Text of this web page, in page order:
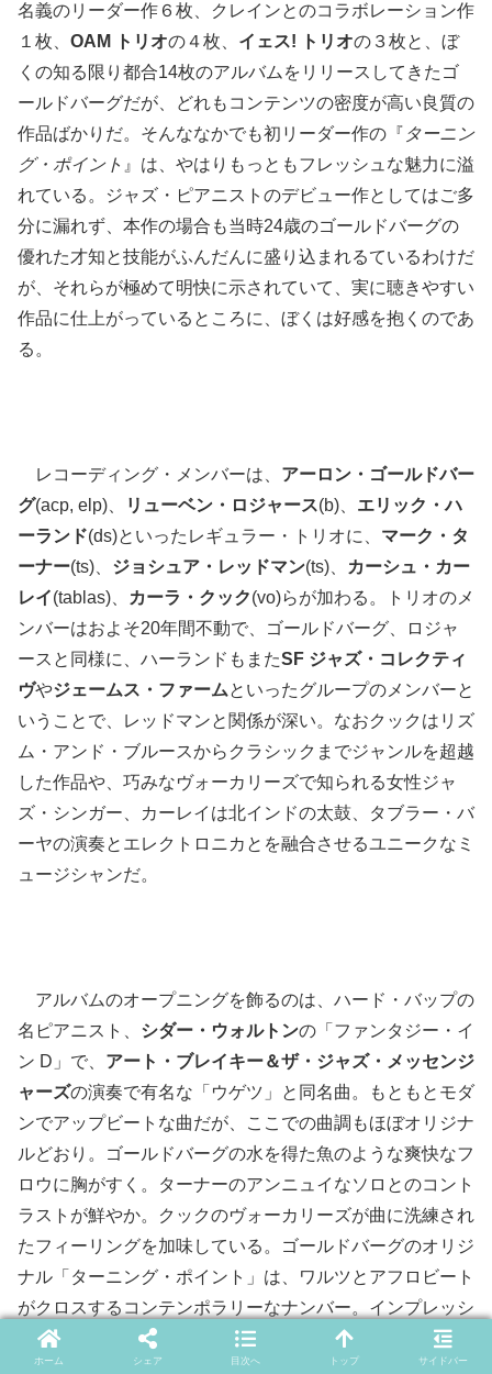
名義のリーダー作６枚、クレインとのコラボレーション作
１枚、 OAM トリオの４枚、 イェス! トリオの３枚と、ぼ
くの知る限り都合14枚のアルバムをリリースしてきたゴ
ールドバーグだが、どれもコンテンツの密度が高い良質の
作品ばかりだ。そんななかでも初リーダー作の『 ターニン
グ・ポイント 』は、やはりもっともフレッシュな魅力に溢
れている。ジャズ・ピアニストのデビュー作としてはご多
分に漏れず、本作の場合も当時24歳のゴールドバーグの
優れた才知と技能がふんだんに盛り込まれるているわけだ
が、それらが極めて明快に示されていて、実に聴きやすい
作品に仕上がっているところに、ぼくは好感を抱くのであ
る。
レコーディング・メンバーは、 アーロン・ゴールドバー
グ(acp, elp)、 リューベン・ロジャース(b)、 エリック・ハ
ーランド(ds)といったレギュラー・トリオに、 マーク・タ
ーナー(ts)、 ジョシュア・レッドマン(ts)、
カーシュ・カー
レイ(tablas)、 カーラ・クック(vo)らが加わる。トリオのメ
ンバーはおよそ20年間不動で、ゴールドバーグ、ロジャ
ースと同様に、ハーランドもまたSF ジャズ・コレクティ
ヴやジェームス・ファームといったグループのメンバーと
いうことで、レッドマンと関係が深い。なおクックはリズ
ム・アンド・ブルースからクラシックまでジャンルを超越
した作品や、巧みなヴォーカリーズで知られる女性ジャ
ズ・シンガー、カーレイは北インドの太鼓、タブラー・バ
ーヤの演奏とエレクトロニカとを融合させるユニークなミ
ュージシャンだ。
アルバムのオープニングを飾るのは、ハード・バップの
名ピアニスト、 シダー・ウォルトンの「ファンタジー・イ
ン D」で、 アート・ブレイキー＆ザ・ジャズ・メッセンジ
ャーズの演奏で有名な「ウゲツ」と同名曲。もともとモダ
ンでアップビートな曲だが、ここでの曲調もほぼオリジナ
ルどおり。ゴールドバーグの水を得た魚のような爽快なフ
ロウに胸がすく。ターナーのアンニュイなソロとのコント
ラストが鮮やか。クックのヴォーカリーズが曲に洗練され
たフィーリングを加味している。ゴールドバーグのオリジ
ナル「ターニング・ポイント」は、ワルツとアフロビート
がクロスするコンテンポラリーなナンバー。インプレッシ
ョニズムを感じさせるゴールドバーグのフレージングが淀
みなく流れていく。後半のクァルテットによる熱いインタ
ホーム シェア 目次へ トップ サイドバー